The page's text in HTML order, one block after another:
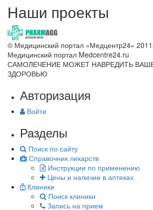
Наши проекты
© Медицинский портал «Медцентр24»
Медицинский портал Medcentre24.ru
САМОЛЕЧЕНИЕ МОЖЕТ НАВРЕДИТЬ
ЗДОРОВЬЮ
Авторизация
Войти
Разделы
Поиск по сайту
Справочник лекарств
Инструкции по применению
Цены и наличие в аптеках
Клиники
Поиск клиники
Запись на прием